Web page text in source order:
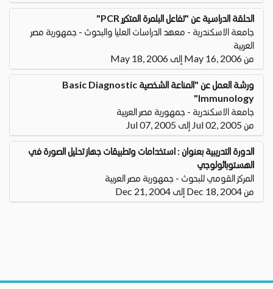
الحلقة الدراسية عن "تفاعل البلمرة المتكرر PCR"
جامعة الاسكندرية - معهد الدراسات العليا والبحوث - جمهورية مصر
العربية
من May 16, 2006 إلى May 18, 2006
ورشة العمل عن "المناعة الشخصية Basic Diagnostic
Immunology"
جامعة الاسكندرية - جمهورية مصر العربية
من Jul 02, 2005 إلى Jul 07, 2005
الدورة التدريبية بعنوان : استخدامات وتطبيقات جهاز تحليل الصورة في
الهستوباثولوجي
المركز القومي للبحوث - جمهورية مصر العربية
من Dec 18, 2004 إلى Dec 21, 2004